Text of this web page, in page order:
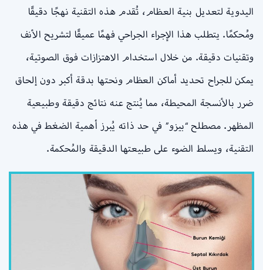
اليدوية لتعديل بنية العظام، تُقدم هذه التقنية نهجًا دقيقًا
ومُحكمًا. يتطلب هذا الإجراء الجراحي فهمًا عميقًا لتشريح الأنف
وتقنيات دقيقة. من خلال استخدام الاهتزازات فوق الصوتية،
يمكن للجراح تحديد أماكن العظام ونحتها بدقة أكبر دون إلحاق
ضرر بالأنسجة المحيطة، مما يُنتج عنه نتائج دقيقة وطبيعية
المظهر. مصطلح “بيزو” في حد ذاته يُبرز أهمية الضغط في هذه
التقنية، ويسلط الضوء على طبيعتها الدقيقة والمُحكمة.